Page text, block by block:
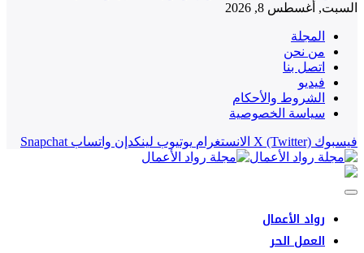
السبت, أغسطس 8, 2026
المجلة
من نحن
اتصل بنا
فيديو
الشروط والأحكام
سياسة الخصوصية
فيسبوك X (Twitter) الانستغرام يوتيوب لينكدإن واتساب Snapchat
رواد الأعمال
العمل الحر